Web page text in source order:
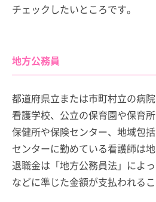
チェックしたいところです。
地方公務員
都道府県立または市町村立の病
看護学校、公立の保育園や保育
保健所や保険センター、地域包
センターに勤めている看護師は地
退職金は「地方公務員法」によ
などに準じた金額が支払われるこ